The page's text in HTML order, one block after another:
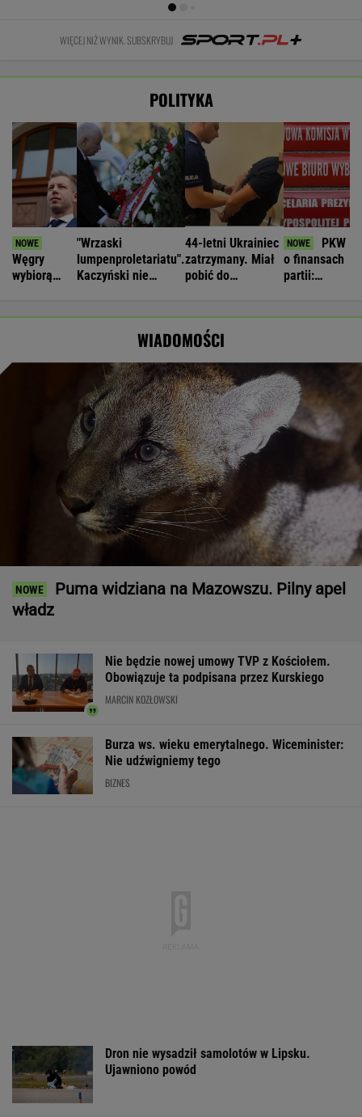
WIĘCEJ NIŻ WYNIK. SUBSKRYBUJ
POLITYKA
Węgry
wybiorą
"Wrzaski
lumpenproletariatu".
Kaczyński nie
44-letni Ukrainiec
zatrzymany. Miał
pobić do
PKW
o finansach
partii:
WIADOMOŚCI
Puma widziana na Mazowszu. Pilny apel
władz
Nie będzie nowej umowy TVP z Kościołem.
Obowiązuje ta podpisana przez Kurskiego
MARCIN KOZŁOWSKI
Burza ws. wieku emerytalnego. Wiceminister:
Nie udźwigniemy tego
BIZNES
Dron nie wysadził samolotów w Lipsku.
Ujawniono powód